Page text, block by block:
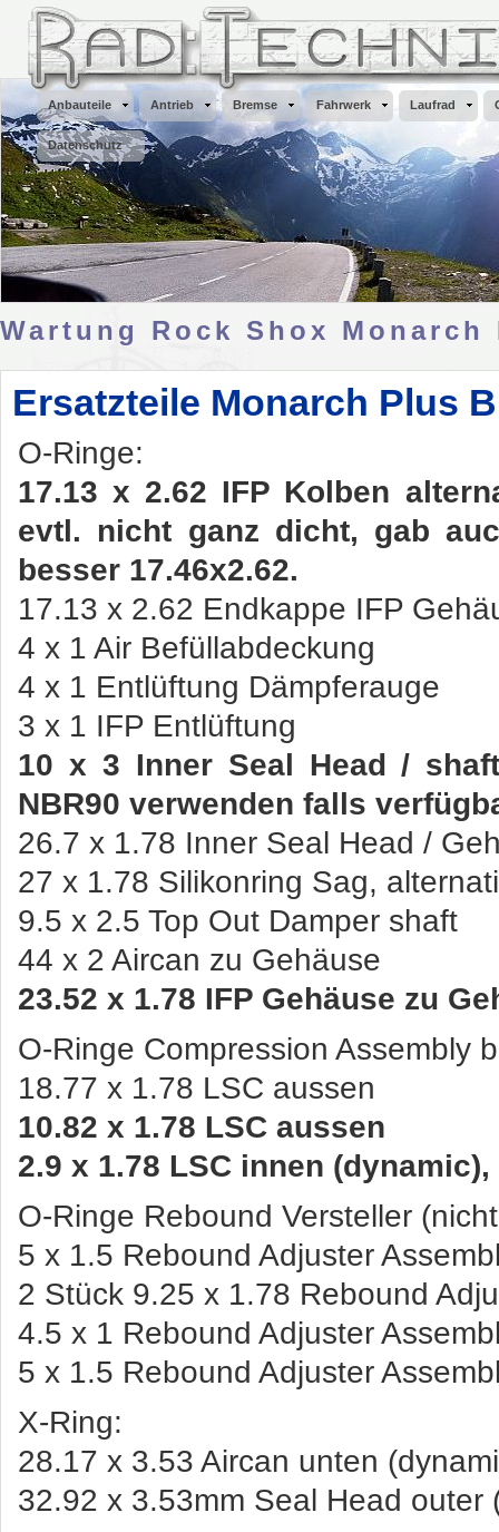
Anbauteile Antrieb Bremse Fahrwerk Laufrad
Datenschutz
Wartung Rock Shox Monarch
Ersatzteile Monarch Plus
O-Ringe:
17.13 x 2.62 IFP Kolben
evtl. nicht ganz dicht, gab
besser 17.46x2.62.
17.13 x 2.62 Endkappe IFP
4 x 1 Air Befüllabdeckung
4 x 1 Entlüftung Dämpferauge
3 x 1 IFP Entlüftung
10 x 3 Inner Seal Head /
NBR90 verwenden falls
26.7 x 1.78 Inner Seal Head /
27 x 1.78 Silikonring Sag,
9.5 x 2.5 Top Out Damper shaft
44 x 2 Aircan zu Gehäuse
23.52 x 1.78 IFP Gehäuse zu
O-Ringe Compression Assembly
18.77 x 1.78 LSC aussen
10.82 x 1.78 LSC aussen
2.9 x 1.78 LSC innen
O-Ringe Rebound Versteller
5 x 1.5 Rebound Adjuster
2 Stück 9.25 x 1.78 Rebound
4.5 x 1 Rebound Adjuster
5 x 1.5 Rebound Adjuster
X-Ring:
28.17 x 3.53 Aircan unten
32.92 x 3.53mm Seal Head outer